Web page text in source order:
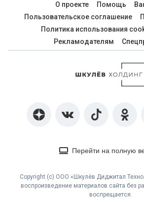
О проекте Помощь
Пользовательское соглашение
Политика использования
Рекламодателям
Перейти на полную
Copyright (с) ООО «Шкулёв Диджитал
воспроизведение материалов сайта без
воспрещается.